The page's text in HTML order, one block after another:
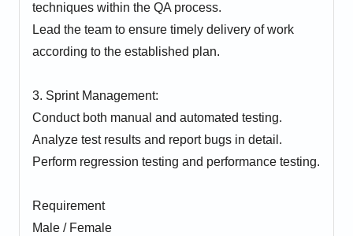
techniques within the QA process.
Lead the team to ensure timely delivery of work
according to the established plan.
3. Sprint Management:
Conduct both manual and automated testing.
Analyze test results and report bugs in detail.
Perform regression testing and performance testing.
Requirement
Male / Female